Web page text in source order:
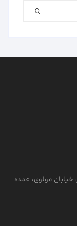
خیابان مولوی، عمده